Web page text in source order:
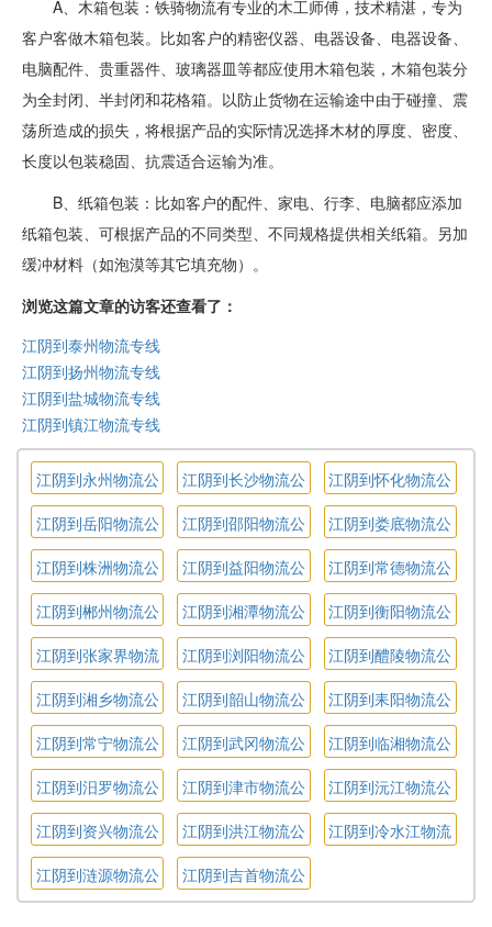
A、木箱包装：铁骑物流有专业的木工师傅，技术精湛，专为
客户客做木箱包装。比如客户的精密仪器、电器设备、电器设备、
电脑配件、贵重器件、玻璃器皿等都应使用木箱包装，木箱包装分
为全封闭、半封闭和花格箱。以防止货物在运输途中由于碰撞、震
荡所造成的损失，将根据产品的实际情况选择木材的厚度、密度、
长度以包装稳固、抗震适合运输为准。
B、纸箱包装：比如客户的配件、家电、行李、电脑都应添加
纸箱包装、可根据产品的不同类型、不同规格提供相关纸箱。另加
缓冲材料（如泡漠等其它填充物）。
浏览这篇文章的访客还查看了：
江阴到泰州物流专线
江阴到扬州物流专线
江阴到盐城物流专线
江阴到镇江物流专线
江阴到永州物流公
司
江阴到长沙物流公
司
江阴到怀化物流公
司
江阴到岳阳物流公
司
江阴到邵阳物流公
司
江阴到娄底物流公
司
江阴到株洲物流公
司
江阴到益阳物流公
司
江阴到常德物流公
司
江阴到郴州物流公
司
江阴到湘潭物流公
司
江阴到衡阳物流公
司
江阴到张家界物流
公司
江阴到浏阳物流公
司
江阴到醴陵物流公
司
江阴到湘乡物流公
司
江阴到韶山物流公
司
江阴到耒阳物流公
司
江阴到常宁物流公
司
江阴到武冈物流公
司
江阴到临湘物流公
司
江阴到汨罗物流公
司
江阴到津市物流公
司
江阴到沅江物流公
司
江阴到资兴物流公
司
江阴到洪江物流公
司
江阴到冷水江物流
江阴到涟源物流公
司
江阴到吉首物流公
司